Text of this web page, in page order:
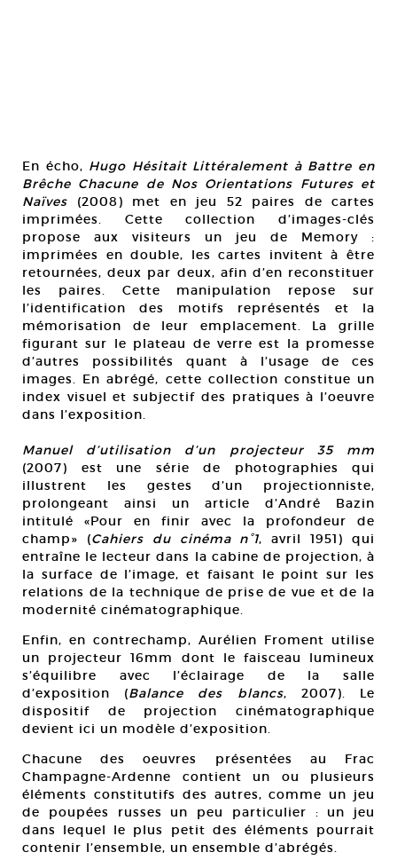
En écho, Hugo Hésitait Littéralement à Battre en
Brêche Chacune de Nos Orientations Futures et
Naïves (2008) met en jeu 52 paires de cartes
imprimées. Cette collection d’images-clés
propose aux visiteurs un jeu de Memory :
imprimées en double, les cartes invitent à être
retournées, deux par deux, afin d’en reconstituer
les paires. Cette manipulation repose sur
l’identification des motifs représentés et la
mémorisation de leur emplacement. La grille
figurant sur le plateau de verre est la promesse
d’autres possibilités quant à l’usage de ces
images. En abrégé, cette collection constitue un
index visuel et subjectif des pratiques à l’oeuvre
dans l’exposition.
Manuel d’utilisation d’un projecteur 35 mm
(2007) est une série de photographies qui
illustrent les gestes d’un projectionniste,
prolongeant ainsi un article d’André Bazin
intitulé «Pour en finir avec la profondeur de
champ» (Cahiers du cinéma n°1, avril 1951) qui
entraîne le lecteur dans la cabine de projection, à
la surface de l’image, et faisant le point sur les
relations de la technique de prise de vue et de la
modernité cinématographique.
Enfin, en contrechamp, Aurélien Froment utilise
un projecteur 16mm dont le faisceau lumineux
s’équilibre avec l’éclairage de la salle
d’exposition (Balance des blancs, 2007). Le
dispositif de projection cinématographique
devient ici un modèle d’exposition.
Chacune des oeuvres présentées au Frac
Champagne-Ardenne contient un ou plusieurs
éléments constitutifs des autres, comme un jeu
de poupées russes un peu particulier : un jeu
dans lequel le plus petit des éléments pourrait
contenir l’ensemble, un ensemble d’abrégés.